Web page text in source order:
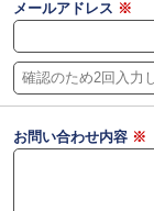
メールアドレス ※
お問い合わせ内容 ※